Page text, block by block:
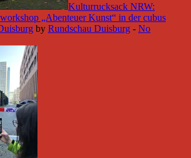
Kulturrucksack NRW:
„Abenteuer Kunst“ in der cubus
by Rundschau Duisburg - No